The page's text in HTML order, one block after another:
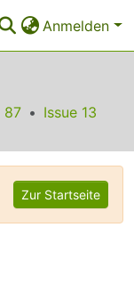
Anmelden
87
Issue 13
Zur Startseite